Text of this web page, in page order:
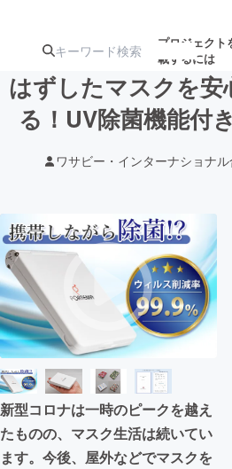
プロジェクト
載するには
ジェクト
ターン
ジェクト
ロ
アート・写真
テクノロジー・ガジェット
映像・映画
ビジネス・起業
まちづくり・地域活性化
はずしたマスクを
る！UV除菌機能付
ワサビー・インターナショナ
新型コロナは一時のピークを越え
たものの、マスク生活は続いてい
ます。今後、屋外などでマスクを